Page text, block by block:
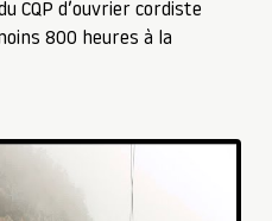
CQP d’ouvrier cordiste
800 heures à la